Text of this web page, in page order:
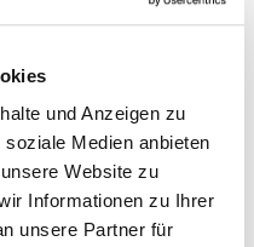
und Anzeigen zu
Medien anbieten
Website zu
Informationen zu Ihrer
unsere Partner für